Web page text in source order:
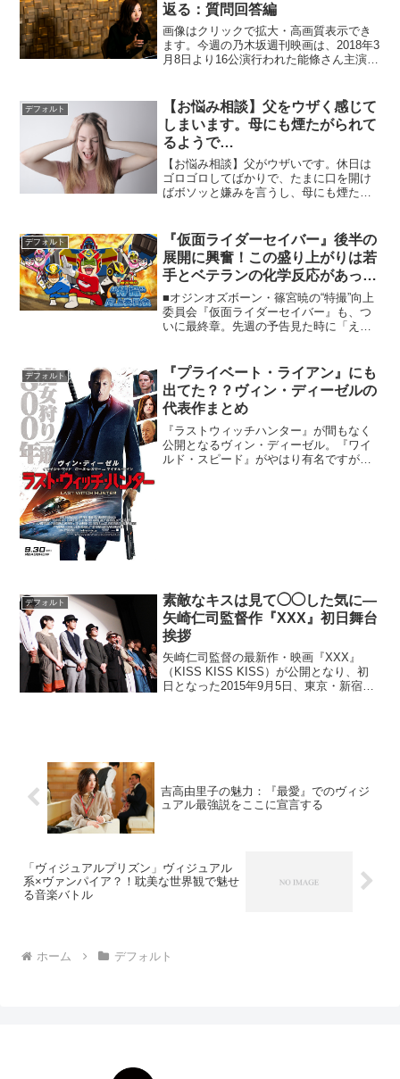
返る：質問回答編
画像はクリックで拡大・高画質表示でき
ます。今週の乃木坂週刊映画は、2018年3
月8日より16公演行われた能條さん主演の
んに読者のみなさんから募った質問に応
えて頂きました...
デフォルト
【お悩み相談】父をウザく感じて
しまいます。母にも煙たがられて
るようで…
【お悩み相談】父がウザいです。休日は
ゴロゴロしてばかりで、たまに口を開け
ばボソッと嫌みを言うし、母にも煙たが
ィア』を観ましょう！ベン・アフレック
主演のNetfl...
デフォルト
『仮面ライダーセイバー』後半の
展開に興奮！この盛り上がりは若
手とベテランの化学反応があって
もの
■オジンオズボーン・篠宮暁の“特撮”向上
委員会『仮面ライダーセイバー』も、つ
いに最終章。先週の予告見た時に「え
監督が残り3話を担当と書いてあったの
で、29日もセイバーは...
デフォルト
『プライベート・ライアン』にも
出てた？？ヴィン・ディーゼルの
代表作まとめ
『ラストウィッチハンター』が間もなく
公開となるヴィン・ディーゼル。『ワイ
ルド・スピード』がやはり有名ですが、
デフォルト
素敵なキスは見て◯◯した気に―
矢崎仁司監督作『XXX』初日舞台
挨拶
矢崎仁司監督の最新作・映画『XXX』
（KISS KISS KISS）が公開となり、初
日となった2015年9月5日、東京・新宿
吉高由里子の魅力：『最愛』でのヴィジ
ュアル最強説をここに宣言する
「ヴィジュアルプリズン」ヴィジュアル
系×ヴァンパイア？！耽美な世界観で魅せ
る音楽バトル
ホーム デフォルト